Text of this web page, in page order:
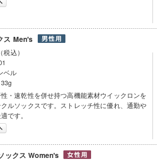
ス Men's
込）
ベル
・速乾性を併せ持つ高機能素材ウイックロンを
ルソックスです。ストレッチ性に優れ、通勤や
です。
ックス Women's